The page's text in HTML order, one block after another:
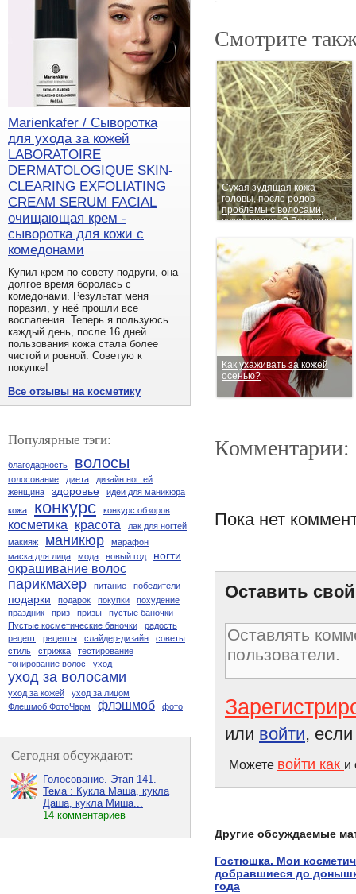
Смотрите
Сухая зудящая кожа
головы, после родов
проблемы с волосами,
сухие волосы? Вам сюда!
Как ухаживать за кожей
осенью?
Комментарии:
Пока нет
Оставить
или войти,
Можете войти как и
Другие обсуждаемые
Гостюшка. Мои
добравшиеся до
года
Marienkafer / Сыворотка
для ухода за кожей
LABORATOIRE
DERMATOLOGIQUE SKIN-
CLEARING EXFOLIATING
CREAM SERUM FACIAL
очищающая крем -
сыворотка для кожи с
комедонами
Купил крем по совету подруги, она
долгое время боролась с
комедонами. Результат меня
поразил, у неё прошли все
воспаления. Теперь я пользуюсь
каждый день, после 16 дней
пользования кожа стала более
чистой и ровной. Советую к
покупке!
Все отзывы на косметику
Популярные тэги:
благодарность волосы
голосование диета
дизайн ногтей
женщина
здоровье
идеи для маникюра
кожа
конкурс конкурс обзоров
косметика красота
лак для ногтей
макияж
маникюр
марафон
маска для лица
мода новый год ногти
окрашивание волос
парикмахер питание победители
подарки подарок покупки
похудение
праздник
приз призы
пустые баночки
Пустые косметические баночки
радость
рецепт
рецепты слайдер-дизайн
советы
стиль
стрижка
тестирование
тонирование волос
уход
уход за волосами
уход за кожей
уход за лицом
Флешмоб ФотоЧарм
флэшмоб фото
Сегодня обсуждают:
Голосование. Этап 141.
Тема : Кукла Маша, кукла
Даша, кукла Миша...
14 комментариев